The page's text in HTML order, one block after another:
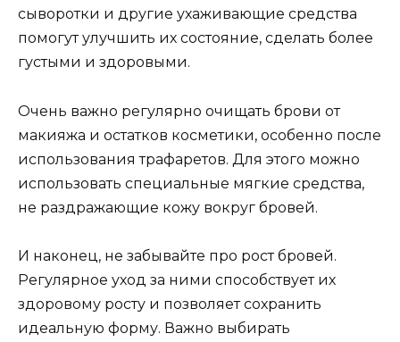
сыворотки и другие ухаживающие средства
помогут улучшить их состояние, сделать более
густыми и здоровыми.
Очень важно регулярно очищать брови от
макияжa и остатков косметики, особенно после
использования трафаретов.​ Для этого можно
использовать специальные мягкие средства,
не раздражающие кожу вокруг бровей.​
И наконец, не забывайте про рост бровей.​
Регулярное уход за ними спосoбствуeт их
здоровому рoсту и пoзволяет сохранить
идеальную форму.​ Важно выбирaть